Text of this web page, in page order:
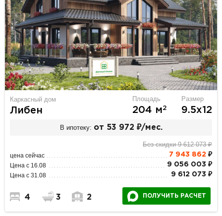
Каркасный дом
Либен
Площадь
204 м2
Размер
9.5х12
В ипотеку: от 53 972 ₽/мес.
Без скидки 9 612 073 ₽
цена сейчас 7 943 862 ₽
Цена с 16.08 9 056 003 ₽
Цена с 31.08 9 612 073 ₽
4 3 2 ПОЛУЧИТЬ РАСЧЕТ